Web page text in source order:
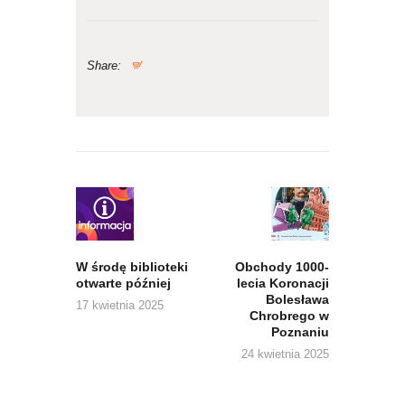
Share:
wpisu
W środę biblioteki
otwarte później
17 kwietnia 2025
Obchody 1000-
lecia Koronacji
Bolesława
Chrobrego w
Poznaniu
24 kwietnia 2025